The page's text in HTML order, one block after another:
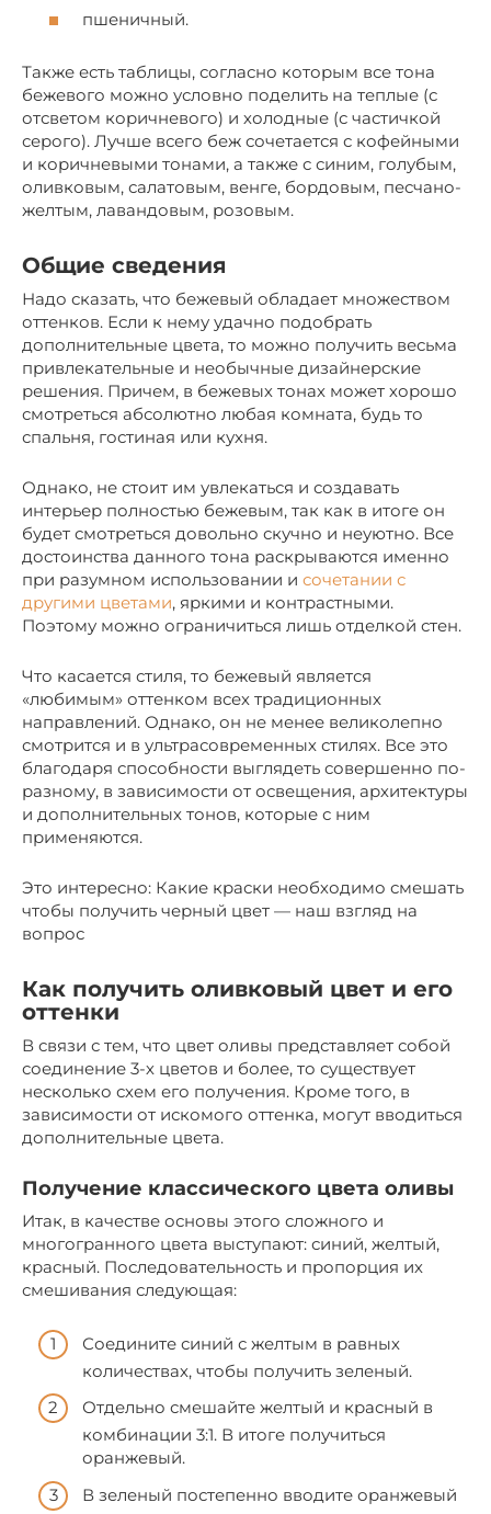
пшеничный.
Также есть таблицы, согласно которым все тона
бежевого можно условно поделить на теплые (с
отсветом коричневого) и холодные (с частичкой
серого). Лучше всего беж сочетается с кофейными
и коричневыми тонами, а также с синим, голубым,
оливковым, салатовым, венге, бордовым, песчано-
желтым, лавандовым, розовым.
Общие сведения
Надо сказать, что бежевый обладает множеством
оттенков. Если к нему удачно подобрать
дополнительные цвета, то можно получить весьма
привлекательные и необычные дизайнерские
решения. Причем, в бежевых тонах может хорошо
смотреться абсолютно любая комната, будь то
спальня, гостиная или кухня.
Однако, не стоит им увлекаться и создавать
интерьер полностью бежевым, так как в итоге он
будет смотреться довольно скучно и неуютно. Все
достоинства данного тона раскрываются именно
при разумном использовании и сочетании с
другими цветами, яркими и контрастными.
Поэтому можно ограничиться лишь отделкой стен.
Что касается стиля, то бежевый является
«любимым» оттенком всех традиционных
направлений. Однако, он не менее великолепно
смотрится и в ультрасовременных стилях. Все это
благодаря способности выглядеть совершенно по-
разному, в зависимости от освещения, архитектуры
и дополнительных тонов, которые с ним
применяются.
Это интересно: Какие краски необходимо смешать
чтобы получить черный цвет — наш взгляд на
вопрос
Как получить оливковый цвет и его
оттенки
В связи с тем, что цвет оливы представляет собой
соединение 3-х цветов и более, то существует
несколько схем его получения. Кроме того, в
зависимости от искомого оттенка, могут вводиться
дополнительные цвета.
Получение классического цвета оливы
Итак, в качестве основы этого сложного и
многогранного цвета выступают: синий, желтый,
красный. Последовательность и пропорция их
смешивания следующая:
Соедините синий с желтым в равных
количествах, чтобы получить зеленый.
Отдельно смешайте желтый и красный в
комбинации 3:1. В итоге получиться
оранжевый.
В зеленый постепенно вводите оранжевый